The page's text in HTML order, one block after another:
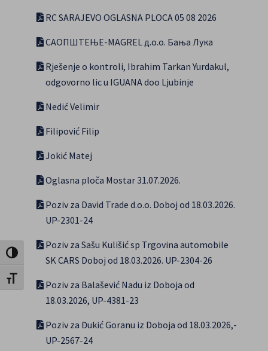
Uključi / isključi visoki kontrast
Uključi / isključi veličinu fonta
RC SARAJEVO OGLASNA PLOCA 05 08 2026
САОПШТЕЊЕ-MAGREL д.о.о. Бања Лука
Rješenje o kontroli, Ibrahim Tarkan Yurdakul,
odgovorno lic u IGUANA doo Ljubinje
Nedić Velimir
Filipović Filip
Jokić Matej
Oglasna ploča Mostar 31.07.2026.
Poziv za David Trade d.o.o. Doboj od 18.03.2026.
UP-2301-24
Poziv za Sašu Kulišić sp Trgovina automobile
SK CARS Doboj od 18.03.2026. UP-2304-26
Poziv za Balašević Nadu iz Doboja od
18.03.2026, UP-4381-23
Poziv za Đukić Goranu iz Doboja od 18.03.2026,-
UP-2567-24